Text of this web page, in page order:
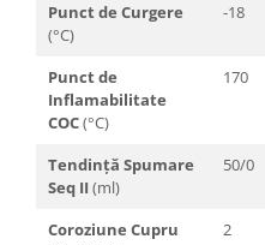
Punct de Curgere
(°C)
-18
Punct de
Inflamabilitate
COC(°C)
170
Tendință Spumare
Seq II (ml)
50/0
Coroziune Cupru
2